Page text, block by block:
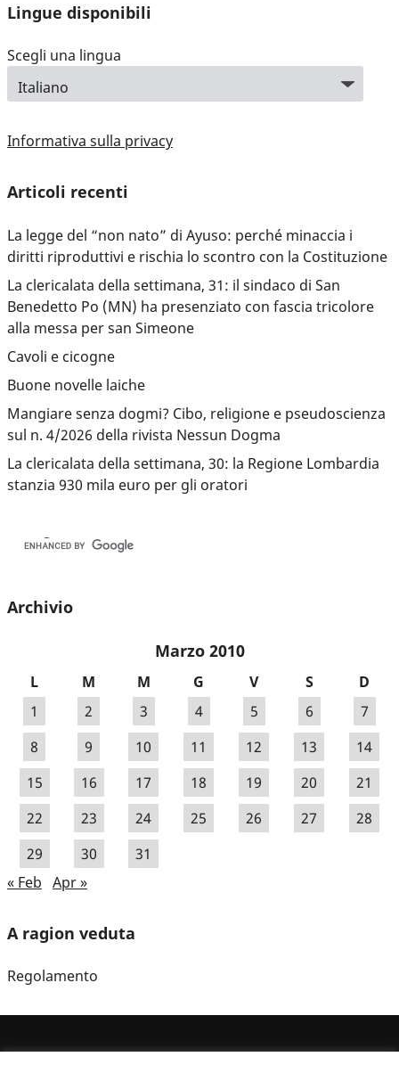
Lingue disponibili
Scegli una lingua
Informativa sulla privacy
Articoli recenti
La legge del “non nato” di Ayuso: perché minaccia i
diritti riproduttivi e rischia lo scontro con la Costituzione
La clericalata della settimana, 31: il sindaco di San
Benedetto Po (MN) ha presenziato con fascia tricolore
alla messa per san Simeone
Cavoli e cicogne
Buone novelle laiche
Mangiare senza dogmi? Cibo, religione e pseudoscienza
sul n. 4/2026 della rivista Nessun Dogma
La clericalata della settimana, 30: la Regione Lombardia
stanzia 930 mila euro per gli oratori
Archivio
Marzo 2010
L M M G V S
D
1
2 3 4 5 6
7
8
9 10 11 12 13
14
15
16 17 18 19 20
21
22
23 24 25 26 27
28
29
30
31
« Feb Apr »
A ragion veduta
Regolamento